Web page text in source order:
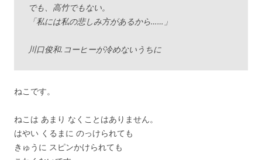
でも、高竹でもない。
「私には私の悲しみ方があるから……」
川口俊和.コーヒーが冷めないうちに
ねこです。
ねこは あまり なくことはありません。
はやい くるまに のっけられても
きゅうに スピンかけられても